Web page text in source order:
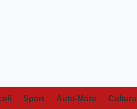
Sport Auto-Moto Cultura